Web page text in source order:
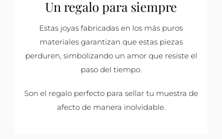
Un regalo para siempre
Estas joyas fabricadas en los más puros
materiales garantizan que estas piezas
perduren, simbolizando un amor que resiste el
paso del tiempo.
Son el regalo perfecto para sellar tu muestra de
afecto de manera inolvidable.